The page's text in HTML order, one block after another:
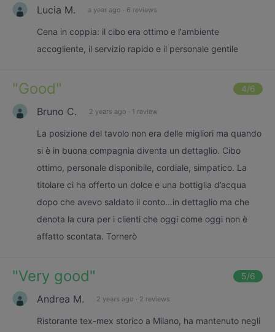
Lucia M. a year ago · 6 reviews
Cena in coppia: il cibo era ottimo e l'ambiente
accogliente, il servizio rapido e il personale gentile
"Good" 4/6
Bruno C. 2 years ago · 1 review
La posizione del tavolo non era delle migliori ma quando
si è in buona compagnia diventa un dettaglio. Cibo
ottimo, personale disponibile, cordiale, simpatico. La
titolare ci ha offerto un dolce e una bottiglia d’acqua
dopo che avevo saldato il conto…in dettaglio ma che
denota la cura per i clienti che oggi come oggi non è
affatto scontata. Tornerò
"Very good" 5/6
Andrea M. 2 years ago · 2 reviews
Ristorante tex-mex storico a Milano, ha mantenuto negli